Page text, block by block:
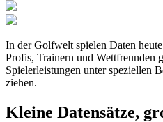
In der Golfwelt spielen Daten
Profis, Trainern und Wettfreunden
Spielerleistungen unter speziellen
ziehen.
Kleine Datensätze,